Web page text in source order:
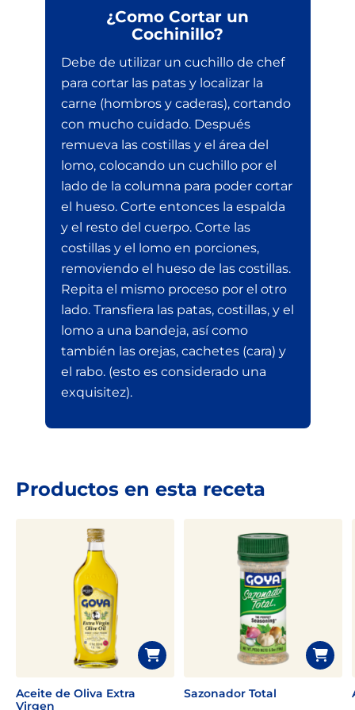
¿Como Cortar un
Cochinillo?
Debe de utilizar un cuchillo de chef
para cortar las patas y localizar la
carne (hombros y caderas), cortando
con mucho cuidado. Después
remueva las costillas y el área del
lomo, colocando un cuchillo por el
lado de la columna para poder cortar
el hueso. Corte entonces la espalda
y el resto del cuerpo. Corte las
costillas y el lomo en porciones,
removiendo el hueso de las costillas.
Repita el mismo proceso por el otro
lado. Transfiera las patas, costillas, y el
lomo a una bandeja, así como
también las orejas, cachetes (cara) y
el rabo. (esto es considerado una
exquisitez).
Productos en esta receta
Aceite de Oliva Extra
Virgen
Sazonador Total